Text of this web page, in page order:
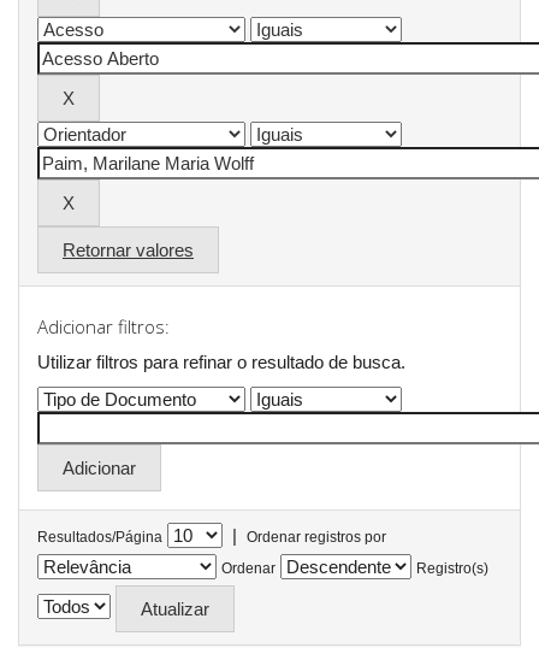
Retornar valores
Adicionar filtros:
Utilizar filtros para refinar o resultado de busca.
Resultados/Página |
Ordenar registros por
Ordenar
Registro(s)